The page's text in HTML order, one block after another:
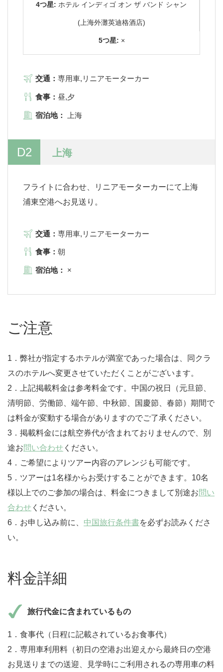
4つ星: ホテル インディゴ オン ザ バンド シャン
(上海外灘英迪格酒店)
5つ星: ×
交通： 専用車,リニアモーターカー
食事： 昼,夕
宿泊地： 上海
D2 上海
フライトに合わせ、リニアモーターカーにて上海
浦東空港へお見送り。
交通： 専用車,リニアモーターカー
食事： 朝
宿泊地： ×
ご注意
1．弊社が指定するホテルが満室であった場合は、同クラ
スのホテルへ変更させていただくことがございます。
2．上記掲載料金は参考料金です。中国の祝日（元旦節、
清明節、労働節、端午節、中秋節、国慶節、春節）期間で
は料金が変動する場合がありますのでご了承ください。
3．掲載料金には航空券代が含まれておりませんので、別
途お問い合わせ ください。
4．ご希望によりツアー内容のアレンジも可能です。
5．ツアーは1名様からお受けすることができます。10名
様以上でのご参加の場合は、料金につきまして別途お問い
合わせ ください。
6．お申し込み前に、 中国旅行条件書を必ずお読みくださ
い。
料金詳細
旅行代金に含まれているもの
1．食事代（日程に記載されているお食事代）
2．専用車利用料（初日の空港お出迎えから最終日の空港
お見送りまでの送迎、見学時にご利用されるの専用車の料